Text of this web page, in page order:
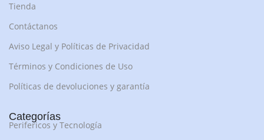
Tienda
Contáctanos
Aviso Legal y Políticas de Privacidad
Términos y Condiciones de Uso
Políticas de devoluciones y garantía
Categorías
Perifericos y Tecnología